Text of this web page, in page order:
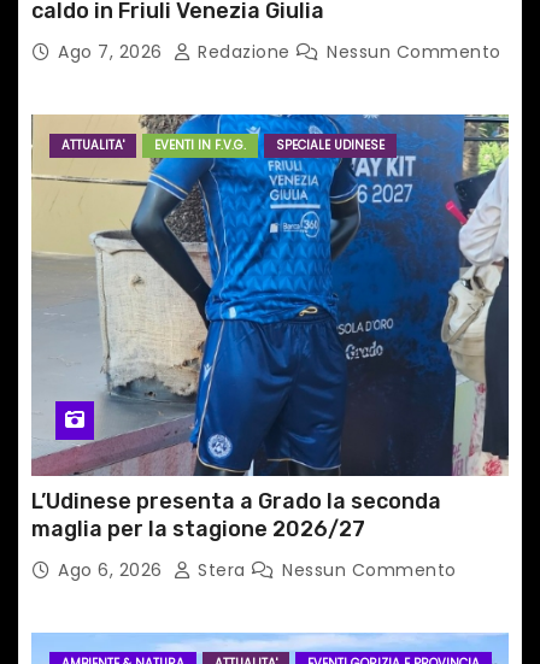
caldo in Friuli Venezia Giulia
Ago 7, 2026 Redazione Nessun Commento
ATTUALITA' EVENTI IN F.V.G. SPECIALE UDINESE
L’Udinese presenta a Grado la seconda
maglia per la stagione 2026/27
Ago 6, 2026 Stera Nessun Commento